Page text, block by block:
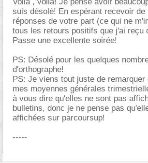
suis désolé! En espérant recevoir de
réponses de votre part (ce qui ne
tous les retours positifs que j'ai reçu
Passe une excellente soirée!
PS: Désolé pour les quelques
d'orthographe!
PS: Je viens tout juste de remarquer
mes moyennes générales
à vous dire qu'elles ne sont pas
bulletins, donc je ne pense pas
affichées sur parcoursup!
-----